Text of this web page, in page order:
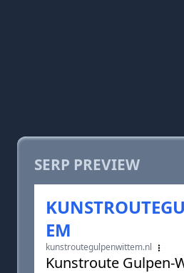
SERP PREVIEW
EM
kunstroutegulpenwittem.nl
Kunstroute Gulpen-